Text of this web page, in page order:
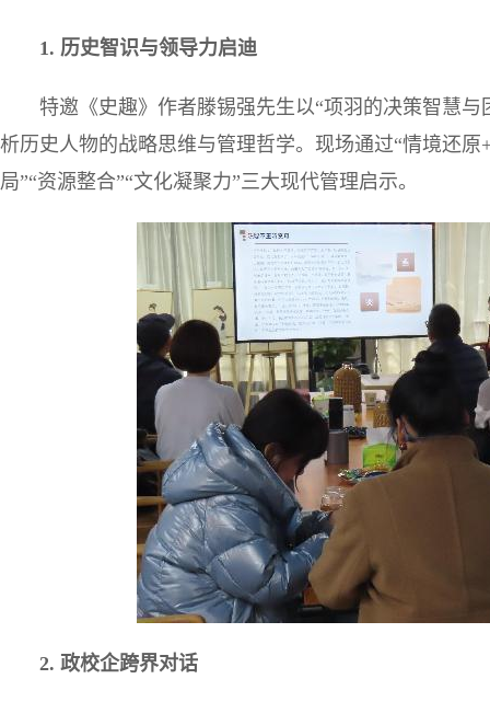
1. 历史智识与领导力启迪
特邀《史趣》作者滕锡强先生以“项羽的决策智慧
析历史人物的战略思维与管理哲学。现场通过“情境还
局”“资源整合”“文化凝聚力”三大现代管理启示。
2. 政校企跨界对话